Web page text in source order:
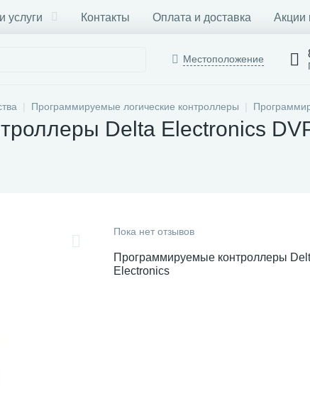
услуги Контакты Оплата и доставка Акции
Местоположение
Программируемые логические контроллеры
Delta Electronics
Пока нет отзывов
Программируемые контроллеры
Electronics